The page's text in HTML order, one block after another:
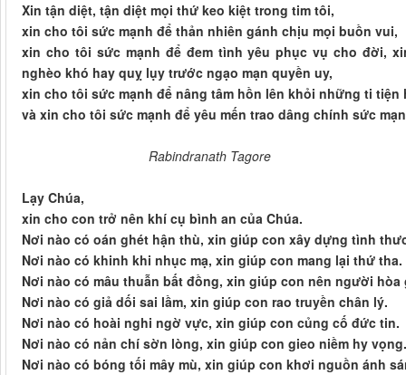
Xin tận diệt, tận diệt mọi thứ keo kiệt trong tim tôi,
xin cho tôi sức mạnh để thản nhiên gánh chịu mọi buồn vui,
xin cho tôi sức mạnh để đem tình yêu phục vụ cho đời,
nghèo khó hay quỵ lụy trước ngạo mạn quyền uy,
xin cho tôi sức mạnh để nâng tâm hồn lên khỏi những ti tiện
và xin cho tôi sức mạnh để yêu mến trao dâng chính sức
Rabindranath Tagore
Lạy Chúa,
xin cho con trở nên khí cụ bình an của Chúa.
Nơi nào có oán ghét hận thù, xin giúp con xây dựng tình
Nơi nào có khinh khi nhục mạ, xin giúp con mang lại thứ tha.
Nơi nào có mâu thuẫn bất đồng, xin giúp con nên người hòa
Nơi nào có giả dối sai lầm, xin giúp con rao truyền chân lý.
Nơi nào có hoài nghi ngờ vực, xin giúp con củng cố đức tin.
Nơi nào có nản chí sờn lòng, xin giúp con gieo niềm hy vọng.
Nơi nào có bóng tối mây mù, xin giúp con khơi nguồn ánh